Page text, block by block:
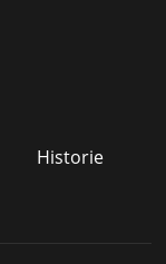
Historie